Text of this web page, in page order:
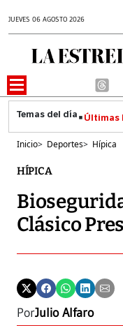
JUEVES 06 AGOSTO 2026
Últimas
Inicio> Deportes> Hípica
HÍPICA
Clásico
PorJulio Alfaro